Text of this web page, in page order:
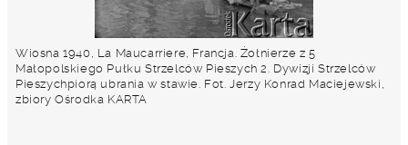
Wiosna 1940, La Maucarriere, Francja. Żołnierze z 5
Małopolskiego Pułku Strzelców Pieszych 2. Dywizji Strzelców
Pieszychpiorą ubrania w stawie. Fot. Jerzy Konrad Maciejewski,
zbiory Ośrodka KARTA